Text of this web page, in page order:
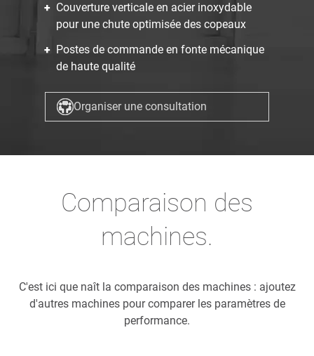
Couverture verticale en acier inoxydable
pour une chute optimisée des copeaux
Postes de commande en fonte mécanique
de haute qualité
Organiser une consultation
Comparaison des
machines.
C'est ici que naît la comparaison des machines : ajoutez
d'autres machines pour comparer les paramètres de
performance.